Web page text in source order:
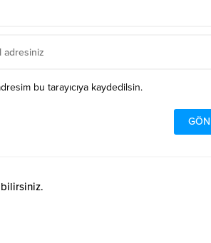
bu tarayıcıya kaydedilsin.